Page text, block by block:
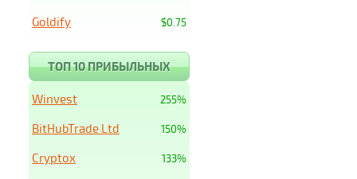
$0.75
Goldify
ТОП 10 ПРИБЫЛЬНЫХ
255%
Winvest
150%
BitHubTrade Ltd
133%
Cryptox